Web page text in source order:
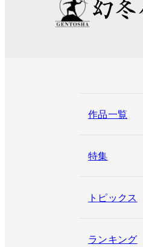
作品一覧
特集
トピックス
ランキング